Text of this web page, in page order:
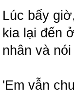
Lúc bấy
kia lại đến
nhân và
'Em vẫn